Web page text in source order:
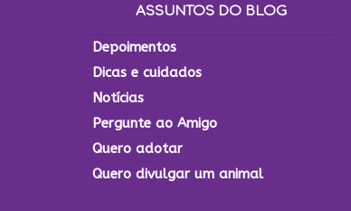
ASSUNTOS DO BLOG
Depoimentos
Dicas e cuidados
Notícias
Pergunte ao Amigo
Quero adotar
Quero divulgar um animal